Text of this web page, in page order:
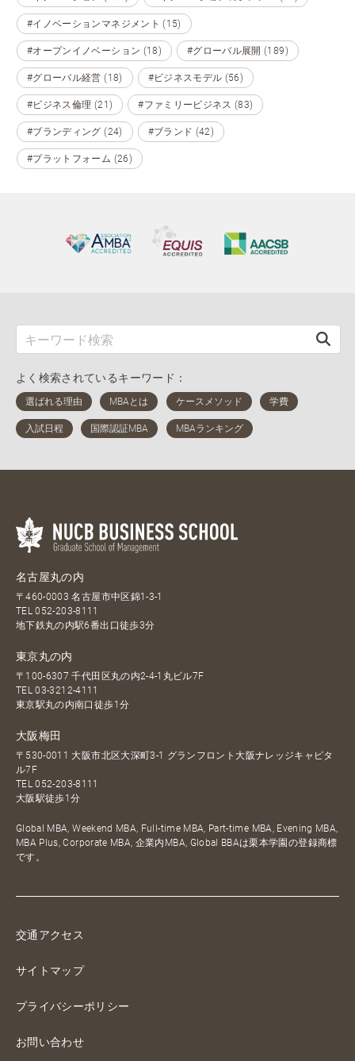
#イノベーションマネジメント (15)
#オープンイノベーション (18) #グローバル展開 (189)
#グローバル経営 (18) #ビジネスモデル (56)
#ビジネス倫理 (21) #ファミリービジネス (83)
#ブランディング (24) #ブランド (42)
#プラットフォーム (26)
よく検索されているキーワード：
名古屋丸の内
〒460-0003 名古屋市中区錦1-3-1
TEL052-203-8111
地下鉄丸の内駅6番出口徒歩3分
東京丸の内
〒100-6307 千代田区丸の内2-4-1丸ビル7F
TEL03-3212-4111
東京駅丸の内南口徒歩1分
大阪梅田
〒530-0011 大阪市北区大深町3-1 グランフロント大阪ナレッジキャピタ
ル7F
TEL052-203-8111
大阪駅徒歩1分
Global MBA, Weekend MBA, Full-time MBA, Part-time MBA, Evening MBA,
MBA Plus, Corporate MBA, 企業内MBA, Global BBAは栗本学園の登録商標
です。
交通アクセス
サイトマップ
プライバシーポリシー
お問い合わせ